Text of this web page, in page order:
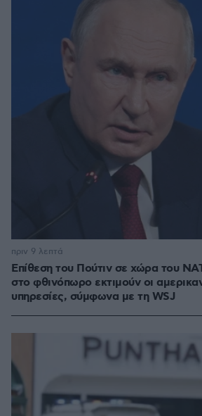
Επίθεση του Πούτιν σε χώρα του
στο φθινόπωρο εκτιμούν οι
υπηρεσίες, σύμφωνα με τη WSJ
πριν 9 λεπτά